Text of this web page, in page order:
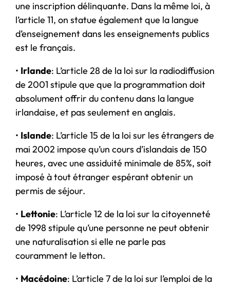
une inscription délinquante. Dans la même loi, à
l’article 11, on statue également que la langue
d’enseignement dans les enseignements publics
est le français.
• Irlande: L’article 28 de la loi sur la radiodiffusion
de 2001 stipule que que la programmation doit
absolument offrir du contenu dans la langue
irlandaise, et pas seulement en anglais.
• Islande: L’article 15 de la loi sur les étrangers de
mai 2002 impose qu’un cours d’islandais de 150
heures, avec une assiduité minimale de 85%, soit
imposé à tout étranger espérant obtenir un
permis de séjour.
• Lettonie: L’article 12 de la loi sur la citoyenneté
de 1998 stipule qu’une personne ne peut obtenir
une naturalisation si elle ne parle pas
couramment le letton.
• Macédoine: L’article 7 de la loi sur l’emploi de la